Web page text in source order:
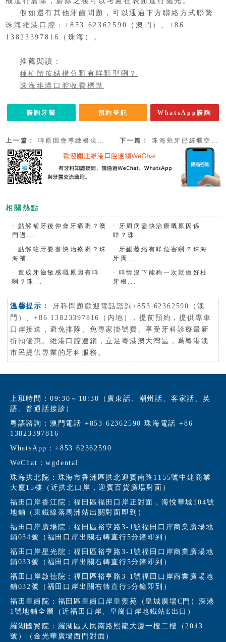
假如還有其他牙齒問題，可以通過下方聯絡方式聯繫
珠海維港口腔 ：+853 62362590（澳門）、+86
13823397816（珠海）。
推薦閱讀：
種植體按結構分類有咩類型咧？
珠海維港口腔收費標準
諮詢牙醫 預約登記 WhatsApp諮詢
上一篇： 咩原因會導緻根尖周病咧？附珠海杜牙根加牙套收費2023 下一篇： 珠海蛀牙已經爛空了怎麼辦？
相關熱點
·
點解補牙後仲會牙痛咧？澳
門過...
·
牙周病盡快治療嘅原因係
咩？珠...
·
點解蛀牙要盡快治療咧？珠
海補...
·
牙齦萎縮有咩危害咧？珠海
牙周...
·
造成牙齒敏感嘅原因有咩
咧？珠...
·
咩情況下能夠一次就做好杜
牙根...
溫馨提示：
牙科問題歡迎電話諮詢+853 62362590（澳
門）、+86 13823397816（内地），提前預約，提供專車
口岸接送，避免排隊、免專家掛號費、享受牙科診療最新
折扣優惠。維港口腔連鎖，立足粵港澳大灣區，爲粵港澳
市民提供專業的牙科服務。
上班時間：09:30～18:30（廣東話、潮州話、客家話、英
語、普通話接診）
粵語諮詢：澳門電話 +853 62362590 珠海電話 +86
13823397816
WhatsApp：+853 62362590
WeChat：wgdental
珠海拱北院：珠海市香洲區拱北迎賓南路1155號中建商業
大廈15樓（近拱北口岸，迎賓百貨廣場對面）
福田口岸香江院：福田區福田口岸正對面，海悅華城104號
地鋪（東鐵線落馬洲站出關對面即到）
福田口岸廣場院：福田區裕亨路3-1號福田口岸商業廣場地
鋪034號（福田口岸出關右轉直行5分鐘即到）
福田口岸星光院：福田區裕亨路3-1號福田口岸商業廣場地
鋪033號（福田口岸出關右轉直行5分鐘即到）
福田口岸啟德院：福田區裕亨路3-1號福田口岸商業廣場地
鋪032號（福田口岸出關右轉直行5分鐘即到）
福田皇崗院：福田區皇崗口岸皇禦苑（皇城廣場C門）深港
1號地鋪全層（近福田口岸、皇崗口岸地鐵站E出口）
羅湖國貿院：羅湖區人民南路熙龍大廈一樓二樓（2043
號）（金光華廣場西門對面）